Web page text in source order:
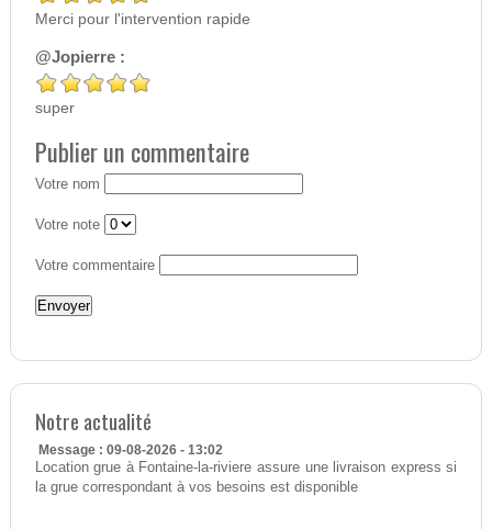
Merci pour l'intervention rapide
@Jopierre :
super
Publier un commentaire
Votre nom
Votre note
Votre commentaire
Notre actualité
Message : 09-08-2026 - 13:02
Location grue à Fontaine-la-riviere assure une livraison express si
la grue correspondant à vos besoins est disponible